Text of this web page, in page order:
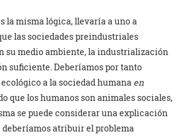
la misma lógica, llevaría a uno a
las sociedades preindustriales
su medio ambiente, la industrialización
suficiente. Deberíamos por tanto
a la sociedad humana en
que los humanos son animales sociales,
se puede considerar una explicación
atribuir el problema